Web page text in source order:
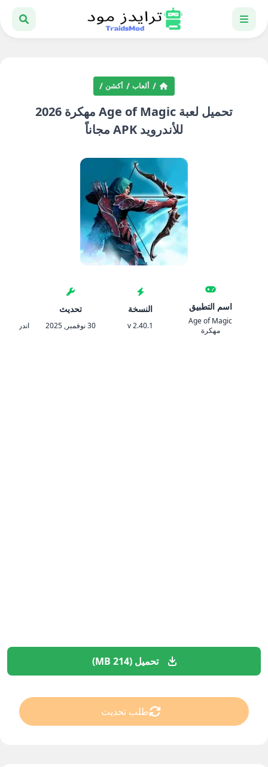
ألعاب أكشن
تحميل لعبة Age of Magic مهكرة 2026
للأندرويد APK مجاناً
اسم التطبيق
Age of Magic
مهكرة
النسخة
v 2.40.1
تحديث
30 نوفمبر, 2025 اندرويد 7.0 والأحدث
تحميل (214 MB)
طلب تحديث